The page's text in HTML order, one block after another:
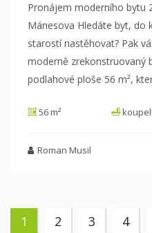
Pronájem moderního bytu
Mánesova Hledáte byt, do
starostí nastěhovat? Pak
moderně zrekonstruovaný
podlahové ploše 56 m²,
56 m²
Roman Musil
1 2 3 4